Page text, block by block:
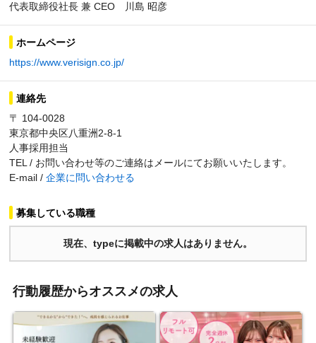
代表取締役社長 兼 CEO 川島 昭彦
ホームページ
https://www.verisign.co.jp/
連絡先
〒 104-0028
東京都中央区八重洲2-8-1
人事採用担当
TEL / お問い合わせ等のご連絡はメールにてお願いいたします。
E-mail / 企業に問い合わせる
募集している職種
現在、typeに掲載中の求人はありません。
行動履歴からオススメの求人